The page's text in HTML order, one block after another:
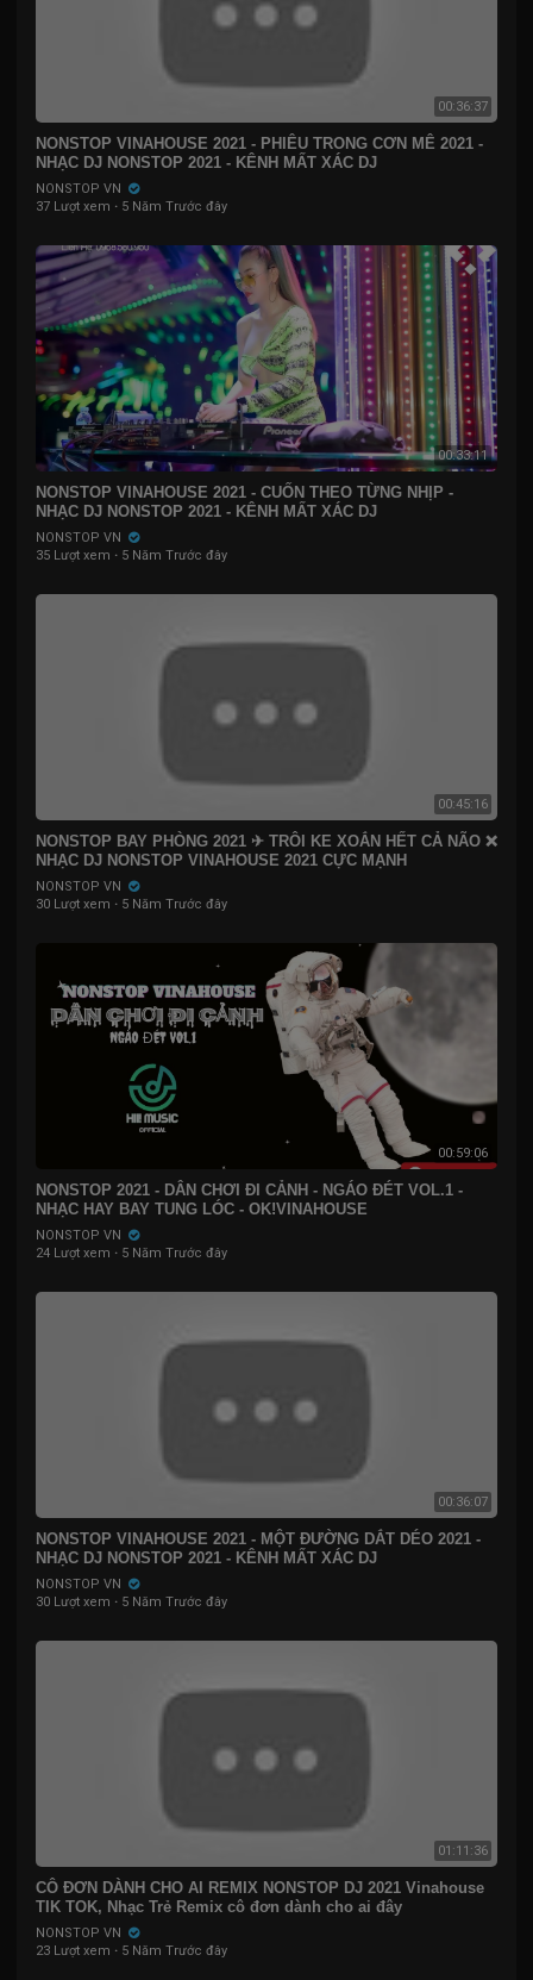
00:36:37
NONSTOP VINAHOUSE 2021 - PHIÊU TRONG CƠN MÊ 2021 -
NHẠC DJ NONSTOP 2021 - KÊNH MẤT XÁC DJ
NONSTOP VN
37 Lượt xem · 5 Năm Trước đây
00:33:11
NONSTOP VINAHOUSE 2021 - CUỐN THEO TỪNG NHỊP -
NHẠC DJ NONSTOP 2021 - KÊNH MẤT XÁC DJ
NONSTOP VN
35 Lượt xem · 5 Năm Trước đây
00:45:16
NONSTOP BAY PHÒNG 2021 ✈ TRÔI KE XOẮN HẾT CẢ NÃO ❌
NHẠC DJ NONSTOP VINAHOUSE 2021 CỰC MẠNH
NONSTOP VN
30 Lượt xem · 5 Năm Trước đây
00:59:06
NONSTOP 2021 - DÂN CHƠI ĐI CẢNH - NGÁO ĐÉT VOL.1 -
NHẠC HAY BAY TUNG LÓC - OK!VINAHOUSE
NONSTOP VN
24 Lượt xem · 5 Năm Trước đây
00:36:07
NONSTOP VINAHOUSE 2021 - MỘT ĐƯỜNG DẮT DÉO 2021 -
NHẠC DJ NONSTOP 2021 - KÊNH MẤT XÁC DJ
NONSTOP VN
30 Lượt xem · 5 Năm Trước đây
01:11:36
CÔ ĐƠN DÀNH CHO AI REMIX NONSTOP DJ 2021 Vinahouse
TIK TOK, Nhạc Trẻ Remix cô đơn dành cho ai đây
NONSTOP VN
23 Lượt xem · 5 Năm Trước đây